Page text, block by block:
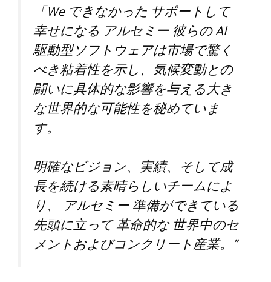
「We できなかった サポートして
幸せになる アルセミー彼らの AI
駆動型ソフトウェアは市場で驚く
べき粘着性を示し、気候変動との
闘いに具体的な影響を与える大き
な世界的な可能性を秘めていま
す。
明確なビジョン、実績、そして成
長を続ける素晴らしいチームによ
り、 アルセミー準備ができている
先頭に立って革命的な世界中のセ
メントおよびコンクリート産業。 ”